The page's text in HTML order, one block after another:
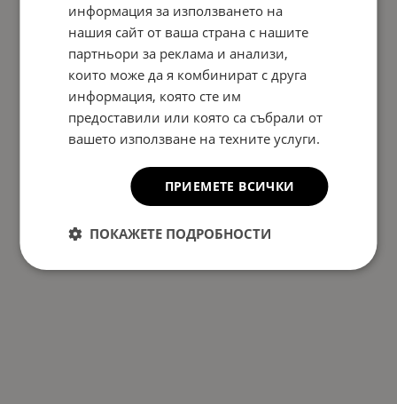
информация за използването на
нашия сайт от ваша страна с нашите
партньори за реклама и анализи,
които може да я комбинират с друга
информация, която сте им
предоставили или която са събрали от
вашето използване на техните услуги.
ПРИЕМЕТЕ ВСИЧКИ
ПОКАЖЕТЕ ПОДРОБНОСТИ